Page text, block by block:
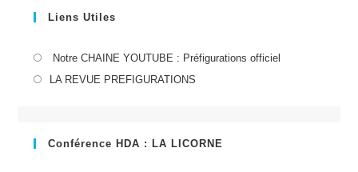
Liens Utiles
Notre CHAINE YOUTUBE : Préfigurations officiel
LA REVUE PREFIGURATIONS
nouvel
Conférence HDA : LA LICORNE